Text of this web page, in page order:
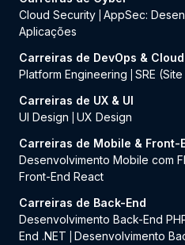
Cloud Security AppSec:
Aplicações
Carreiras de DevOps & Cloud
Platform Engineering
SRE
Carreiras de UX & UI
UI Design
UX Design
Carreiras de Mobile & Front-
Desenvolvimento Mobile com
Front-End React
Carreiras de Back-End
Desenvolvimento Back-End
End .NET
Desenvolvimento